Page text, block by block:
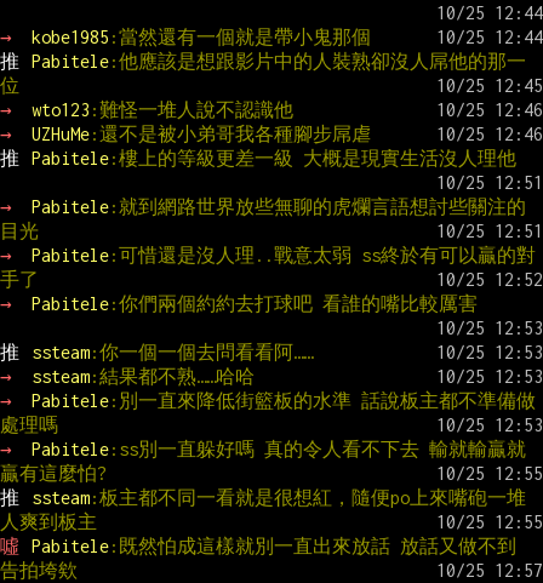
→ kobe1985 :當然還有一個就是帶小鬼那個
推
Pabitele:他應該是想跟影片中的人裝熟卻沒人屌他的那一
位
→
wto123 :難怪一堆人說不認識他
→
UZHuMe:還不是被小弟哥我各種腳步屌虐
推
Pabitele:樓上的等級更差一級 大概是現實生活沒人理他
→ Pabitele:就到網路世界放些無聊的虎爛言語想討些關注的
目光
→
Pabitele:可惜還是沒人理..戰意太弱 ss終於有可以贏的對
手了
→
Pabitele:你們兩個約約去打球吧 看誰的嘴比較厲害
推 ssteam:你一個一個去問看看阿……
→
ssteam:結果都不熟……哈哈
→
Pabitele:別一直來降低街籃板的水準 話說板主都不準備做
處理嗎
→
Pabitele:ss別一直躲好嗎 真的令人看不下去 輸就輸贏就
贏有這麼怕?
推
ssteam:板主都不同一看就是很想紅，隨便po上來嘴砲一堆
人爽到板主
噓
Pabitele:既然怕成這樣就別一直出來放話 放話又做不到
告拍垮欸